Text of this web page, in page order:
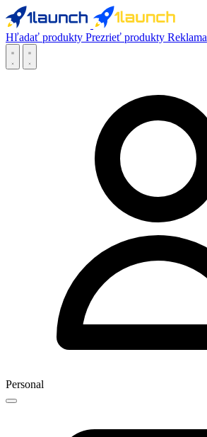
Hľadať produkty Prezrieť produkty Reklama
Personal